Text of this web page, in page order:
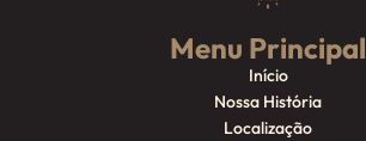
Menu Principal
Início
Nossa História
Localização